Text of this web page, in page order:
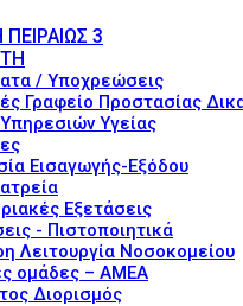
3
/ Υποχρεώσεις
Γραφείο Προστασίας
Υγείας
Εισαγωγής-Εξόδου
Εξετάσεις
- Πιστοποιητικά
Λειτουργία Νοσοκομείου
ομάδες – ΑΜΕΑ
Διορισμός